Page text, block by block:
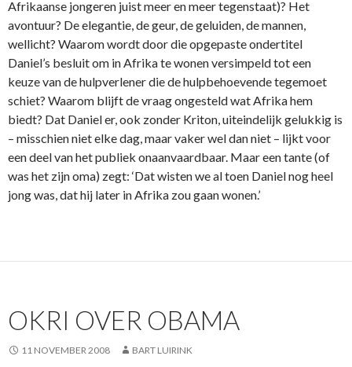
Afrikaanse jongeren juist meer en meer tegenstaat)? Het
avontuur? De elegantie, de geur, de geluiden, de mannen,
wellicht? Waarom wordt door die opgepaste ondertitel
Daniel’s besluit om in Afrika te wonen versimpeld tot een
keuze van de hulpverlener die de hulpbehoevende tegemoet
schiet? Waarom blijft de vraag ongesteld wat Afrika hem
biedt? Dat Daniel er, ook zonder Kriton, uiteindelijk gelukkig is
– misschien niet elke dag, maar vaker wel dan niet – lijkt voor
een deel van het publiek onaanvaardbaar. Maar een tante (of
was het zijn oma) zegt: ‘Dat wisten we al toen Daniel nog heel
jong was, dat hij later in Afrika zou gaan wonen.’
OKRI OVER OBAMA
11 NOVEMBER 2008 BART LUIRINK